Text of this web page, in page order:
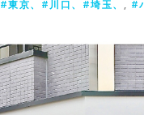
東京、#川口、#埼玉、 , #